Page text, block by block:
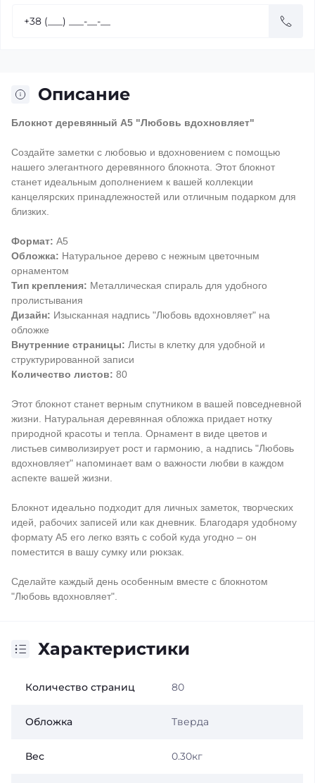
Описание
Блокнот деревянный А5 "Любовь вдохновляет"
Создайте заметки с любовью и вдохновением с помощью
нашего элегантного деревянного блокнота. Этот блокнот
станет идеальным дополнением к вашей коллекции
канцелярских принадлежностей или отличным подарком для
близких.
Формат: А5
Обложка: Натуральное дерево с нежным цветочным
орнаментом
Тип крепления: Металлическая спираль для удобного
пролистывания
Дизайн: Изысканная надпись "Любовь вдохновляет" на
обложке
Внутренние страницы: Листы в клетку для удобной и
структурированной записи
Количество листов: 80
Этот блокнот станет верным спутником в вашей повседневной
жизни. Натуральная деревянная обложка придает нотку
природной красоты и тепла. Орнамент в виде цветов и
листьев символизирует рост и гармонию, а надпись "Любовь
вдохновляет" напоминает вам о важности любви в каждом
аспекте вашей жизни.
Блокнот идеально подходит для личных заметок, творческих
идей, рабочих записей или как дневник. Благодаря удобному
формату А5 его легко взять с собой куда угодно – он
поместится в вашу сумку или рюкзак.
Сделайте каждый день особенным вместе с блокнотом
"Любовь вдохновляет".
Характеристики
Количество страниц 80
Обложка Тверда
Вес 0.30кг